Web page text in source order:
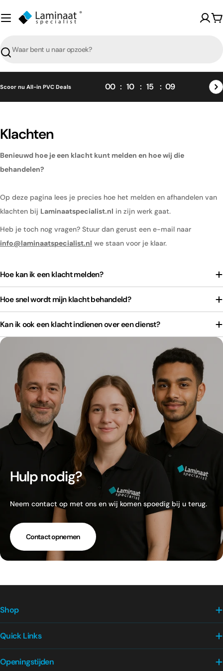
naar
content
Zoeken
Scoor nu All-in PVC Deals 00 10 15 09
Klachten
Benieuwd hoe je een klacht kunt melden en hoe wij die
behandelen?
Op deze pagina lees je precies hoe het melden en afhandelen van
klachten bij Laminaatspecialist.nl in zijn werk gaat.
Heb je toch nog vragen? Stuur dan gerust een e-mail naar
info@laminaatspecialist.nl we staan voor je klaar.
Hulp nodig?
Neem contact op met ons en wij komen spoedig bij u terug.
Contact opnemen
Hoe kan ik een klacht melden?
Hoe snel wordt mijn klacht behandeld?
Kan ik ook een klacht indienen over een dienst?
Shop
Quick Links
Openingstijden